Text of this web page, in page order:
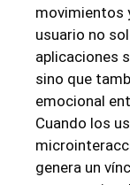
movimientos
usuario no
aplicaciones
sino que
emocional
Cuando los
genera un